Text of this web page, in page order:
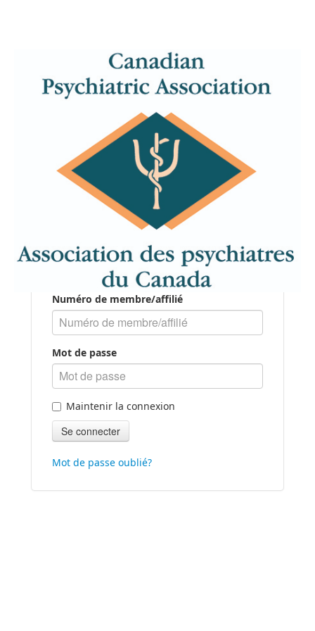
Numéro de membre/affilié
Mot de passe
Maintenir la connexion
Mot de passe oublié?